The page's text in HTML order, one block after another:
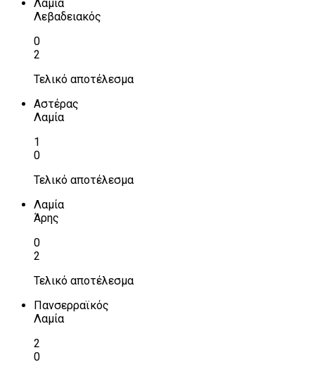
Λαμία
Λεβαδειακός
0
2
Τελικό αποτέλεσμα
Αστέρας
Λαμία
1
0
Τελικό αποτέλεσμα
Λαμία
Άρης
0
2
Τελικό αποτέλεσμα
Πανσερραϊκός
Λαμία
2
0